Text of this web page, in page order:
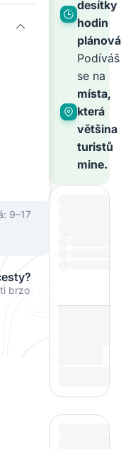
9–17
brzo
–
je
desítky
hodin
Podíváš
se na
místa,
která
většina
turistů
mine.